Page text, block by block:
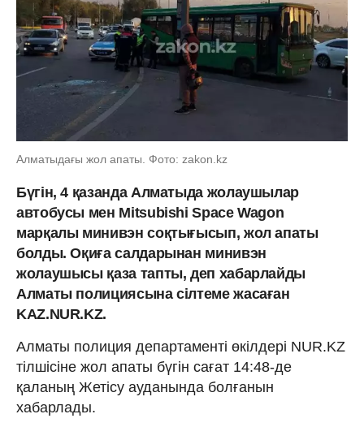
Алматыдағы жол апаты. Фото: zakon.kz
Бүгін, 4 қазанда Алматыда жолаушылар
автобусы мен Mitsubishi Space Wagon
марқалы минивэн соқтығысып, жол апаты
болды. Оқиға салдарынан минивэн
жолаушысы қаза тапты, деп хабарлайды
Алматы полициясына сілтеме жасаған
KAZ.NUR.KZ.
Алматы полиция департаменті өкілдері NUR.KZ
тілшісіне жол апаты бүгін сағат 14:48-де
қаланың Жетісу ауданында болғанын
хабарлады.